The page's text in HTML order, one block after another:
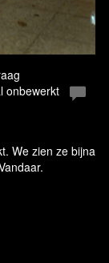
onbewerkt
We zien ze bijna